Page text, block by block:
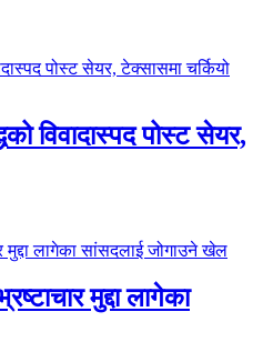
विवादास्पद पोस्ट सेयर,
मुद्दा लागेका